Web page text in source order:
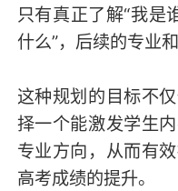
只有真正了解“我是
什么”，后续的专业
这种规划的目标不
择一个能激发学生
专业方向，从而有
高考成绩的提升。